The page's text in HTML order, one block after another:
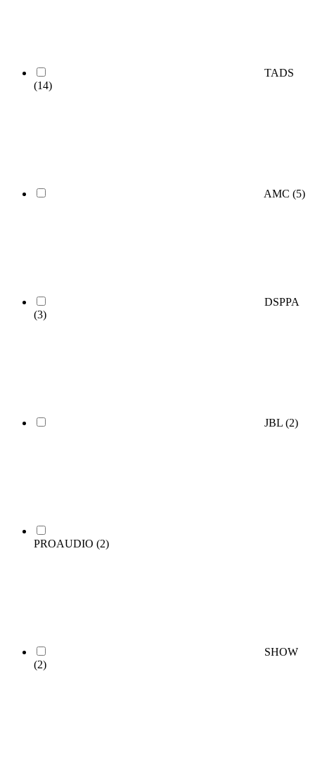
TADS
(14)
AMC (5)
DSPPA
(3)
JBL (2)
PROAUDIO (2)
SHOW
(2)